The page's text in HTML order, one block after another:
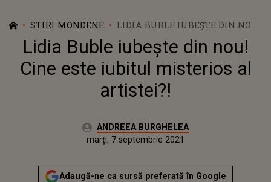
STIRI MONDENE
LIDIA BUBLE IUBEȘTE DIN NOU!
CINE ESTE IUBITUL MISTERIOS
AL ARTISTEI?!
Lidia Buble iubește din nou!
Cine este iubitul misterios al
artistei?!
Autor:ANDREEA BURGHELEA
marți, 7 septembrie 2021Actualizat:
marți, 7 septembrie 2021
Adaugă-ne ca sursă preferată în Google